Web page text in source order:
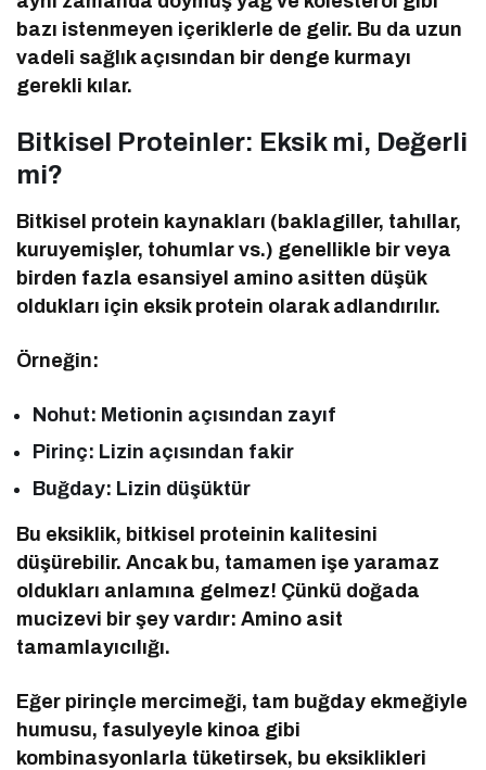
bazı istenmeyen içeriklerle de gelir. Bu da uzun
vadeli sağlık açısından bir denge kurmayı
gerekli kılar.
Bitkisel Proteinler: Eksik mi, Değerli
mi?
Bitkisel protein kaynakları (baklagiller, tahıllar,
kuruyemişler, tohumlar vs.) genellikle bir veya
birden fazla esansiyel amino asitten düşük
oldukları için eksik protein olarak adlandırılır.
Örneğin:
Nohut: Metionin açısından zayıf
Pirinç: Lizin açısından fakir
Buğday: Lizin düşüktür
Bu eksiklik, bitkisel proteinin kalitesini
düşürebilir. Ancak bu, tamamen işe yaramaz
oldukları anlamına gelmez! Çünkü doğada
mucizevi bir şey vardır: Amino asit
tamamlayıcılığı.
Eğer pirinçle mercimeği, tam buğday ekmeğiyle
humusu, fasulyeyle kinoa gibi
kombinasyonlarla tüketirsek, bu eksiklikleri